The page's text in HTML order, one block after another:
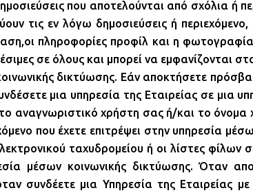
που αποτελούνται από σχόλια ή
τις εν λόγω δημοσιεύσεις ή
πληροφορίες προφίλ και η
σε όλους και μπορεί να
δικτύωσης. Εάν αποκτήσετε
μια υπηρεσία της Εταιρείας σε μια
αναγνωριστικό χρήστη σας ή/και το
που έχετε επιτρέψει στην υπηρεσία
ταχυδρομείου ή οι λίστες
μέσων κοινωνικής δικτύωσης. Όταν
συνδέετε μια Υπηρεσία της Εταιρείας